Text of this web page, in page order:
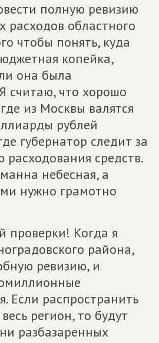
полную ревизию
расходов областного
чтобы понять, куда
копейка,
она была
считаю, что хорошо
из Москвы валятся
рублей
губернатор следит за
средств.
небесная, а
нужно грамотно
проверки! Когда я
района,
ревизию, и
Если распространить
регион, то будут
разбазаренных